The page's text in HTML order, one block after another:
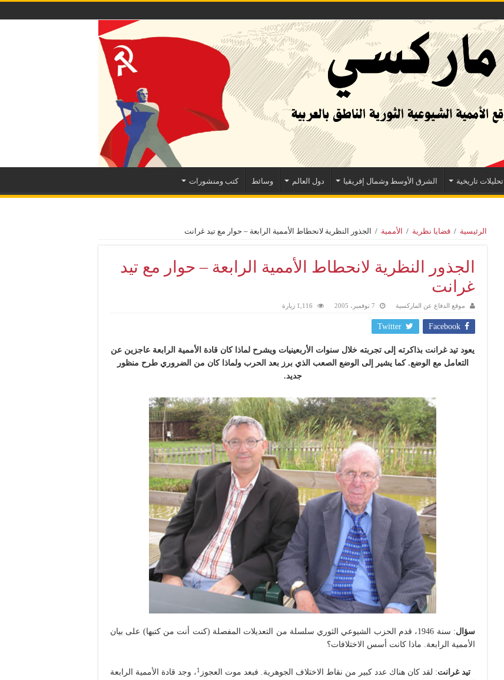
تحليلات تاريخية الشرق الأوسط وشمال إفريقيا دول العالم وسائط كتب ومنشورات
الرئيسية / قضايا نظرية / الأممية / الجذور النظرية لانحطاط الأممية الرابعة – حوار مع تيد غرانت
الجذور النظرية لانحطاط الأممية الرابعة – حوار مع تيد
غرانت
موقع الدفاع عن الماركسية 7 نوفمبر، 2005 1,116 زيارة
Facebook
Twitter
يعود تيد غرانت بذاكرته إلى تجربته خلال سنوات الأربعينيات ويشرح لماذا كان قادة الأممية الرابعة عاجزين عن
التعامل مع الوضع. كما يشير إلى الوضع الصعب الذي برز بعد الحرب ولماذا كان من الضروري طرح منظور
جديد.
سؤال
: سنة 1946، قدم الحزب الشيوعي الثوري سلسلة من التعديلات المفصلة (كنت أنت من كتبها) على بيان
الأممية الرابعة. ماذا كانت أسس الاختلافات؟
تيد غرانت: لقد كان هناك عدد كبير من نقاط الاختلاف الجوهرية. فبعد موت العجوز 1، وجد قادة الأممية الرابعة